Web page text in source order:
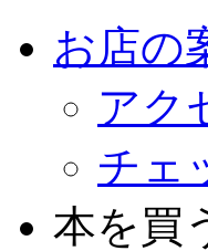
お店の
アク
チェ
本を買